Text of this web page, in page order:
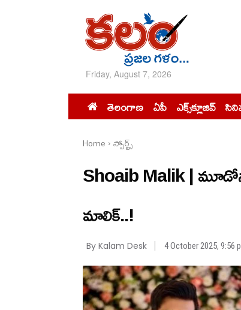
Friday, August 7, 2026
తెలంగాణ ఏపీ ఎక్స్‌క్లూజివ్‌
Home స్పోర్ట్స్‌
Shoaib Malik |
మాలిక్..!
By Kalam Desk 4 October 2025, 9:56